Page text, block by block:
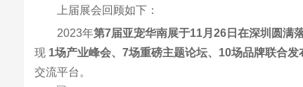
上届展会回顾如下：
2023年第7届亚宠华南展于11月26日在深圳圆满落
现 1场产业峰会、7场重磅主题论坛、10场品牌联合
交流平台。